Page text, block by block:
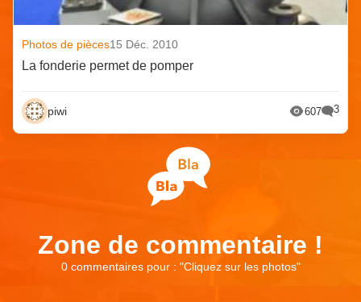
Photos de pièces15 Déc. 2010
La fonderie permet de pomper
piwi 607 3
Zone de commentaire !
0 commentaires pour : "Cliquez sur les photos"